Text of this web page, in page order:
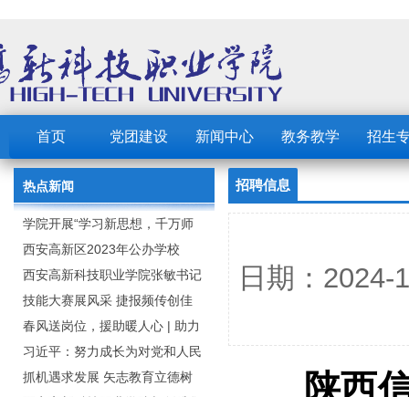
首页 党团建设 新闻中心 教务教学 招生
热点新闻
学院开展“学习新思想，千万师
生同上一堂课”活动
西安高新区2023年公办学校
（园） 公开招聘教职工公告
西安高新科技职业学院张敏书记
为全院师生党员上党课
技能大赛展风采 捷报频传创佳
绩：西安高新科技职业学院师生
在2023年陕西省职业技能大赛中
取佳绩
春风送岗位，援助暖人心 | 助力
毕业生求职就业
习近平：努力成长为对党和人民
忠诚可靠、堪当时代重任的栋梁
抓机遇求发展 矢志教育立德树
招聘信息
日期：
陕西